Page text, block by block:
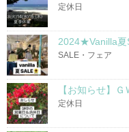
定休日
2024★Vanilla夏
SALE・フェア
【お知らせ】
定休日